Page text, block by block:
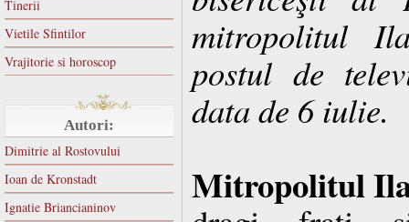
Tinerii
Vietile Sfintilor
Vrajitorie si horoscop
Autori:
Dimitrie al Rostovului
Ioan de Kronstadt
Ignatie Briancianinov
mitropolitul
postul de
data de 6 iulie.
Mitropolitul